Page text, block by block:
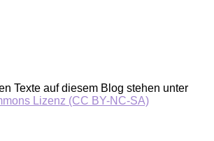
Texte auf diesem Blog stehen unter
Lizenz (CC BY-NC-SA)